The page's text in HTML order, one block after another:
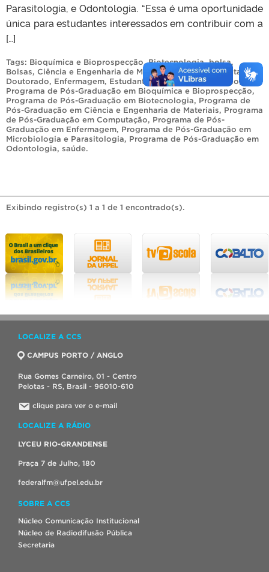
Parasitologia, e Odontologia. “Essa é uma oportunidade
única para estudantes interessados em contribuir com a
[…]
Tags: Bioquímica e Bioprospecção,Biotecnologia,bolsa,
Bolsas, Ciência e Engenharia de Materiais, CNPq,Computação,
Doutorado, Enfermagem, Estudantes,Mestrado,Odontologia,
Programa de Pós-Graduação em Bioquímica e Bioprospecção,
Programa de Pós-Graduação em Biotecnologia, Programa de
Pós-Graduação em Ciência e Engenharia de Materiais, Programa
de Pós-Graduação em Computação, Programa de Pós-
Graduação em Enfermagem, Programa de Pós-Graduação em
Microbiologia e Parasitologia, Programa de Pós-Graduação em
Odontologia, saúde.
Exibindo registro(s) 1 a 1 de 1 encontrado(s).
LOCALIZE A CCS
CAMPUS PORTO / ANGLO
Rua Gomes Carneiro, 01 - Centro
Pelotas - RS, Brasil - 96010-610
clique para ver o e-mail
LOCALIZE A RÁDIO
LYCEU RIO-GRANDENSE
Praça 7 de Julho, 180
federalfm@ufpel.edu.br
SOBRE A CCS
Núcleo Comunicação Institucional
Núcleo de Radiodifusão Pública
Secretaria